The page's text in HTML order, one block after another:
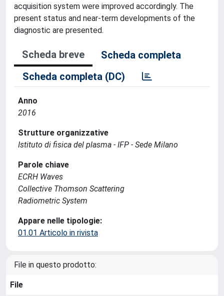
acquisition system were improved accordingly. The
present status and near-term developments of the
diagnostic are presented.
Scheda breve
Scheda completa
Scheda completa (DC)
Anno
2016
Strutture organizzative
Istituto di fisica del plasma - IFP - Sede Milano
Parole chiave
ECRH Waves
Collective Thomson Scattering
Radiometric System
Appare nelle tipologie:
01.01 Articolo in rivista
File in questo prodotto:
File